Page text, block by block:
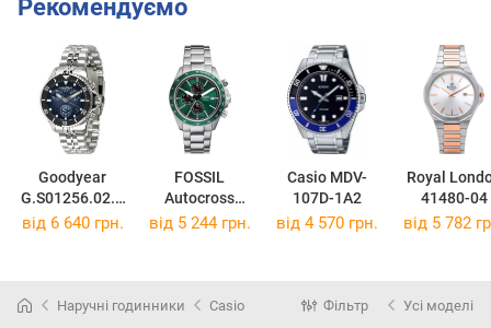
Рекомендуємо
Goodyear
G.S01256.02.0
1
FOSSIL
Autocross
FS6127
Casio MDV-
107D-1A2
Royal
41480-04
від 6 640 грн. від 5 244 грн. від 4 570 грн. від 5 782
Наручні годинники Casio Фільтр Усі моделі